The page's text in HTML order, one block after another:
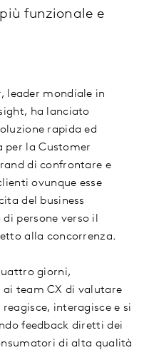
funzionale e
leader mondiale in
ha lanciato
rapida ed
per la Customer
di confrontare e
ovunque esse
del business
persone verso il
alla concorrenza.
giorni,
ai team CX di valutare
interagisce e si
feedback diretti dei
di alta qualità